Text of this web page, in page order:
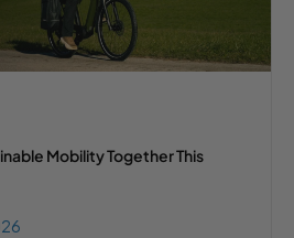
Mobility Together This